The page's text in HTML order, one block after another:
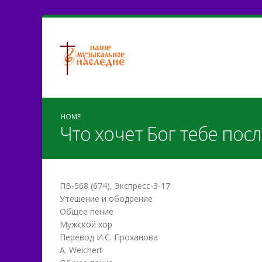
HOME
Что хочет Бог тебе
ПВ-568 (674), Экспресс-3-17
Утешение и ободрение
Общее пение
Мужской хор
Перевод И.С. Проханова
A. Weichert